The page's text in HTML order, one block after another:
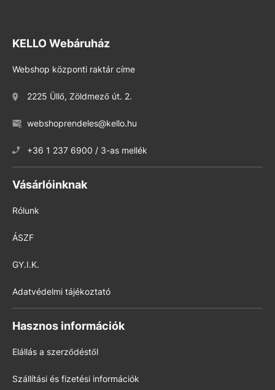
KELLO Webáruház
Webshop központi raktár címe
2225 Üllő, Zöldmező út. 2.
webshoprendeles@kello.hu
+36 1 237 6900 / 3-as mellék
Vásárlóinknak
Rólunk
ÁSZF
GY.I.K.
Adatvédelmi tájékoztató
Hasznos információk
Elállás a szerződéstől
Szállítási és fizetési információk